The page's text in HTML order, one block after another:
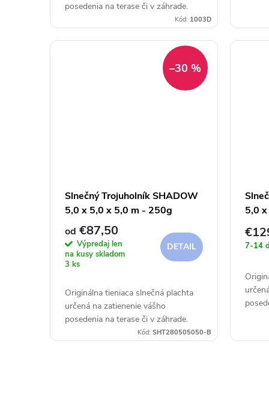
o
k
posedenia na terase či v záhrade.
Kód: 1003D
–30 %
Slnečný Trojuholník SHADOW
5,0 x 5,0 x 5,0 m - 250g
od €87,50
Výpredaj len
na kusy skladom
3 ks
DETAIL
Originálna tieniaca slnečná plachta
určená na zatienenie vášho
posedenia na terase či v záhrade.
Kód: SHT280505050-B
5,0
7-14